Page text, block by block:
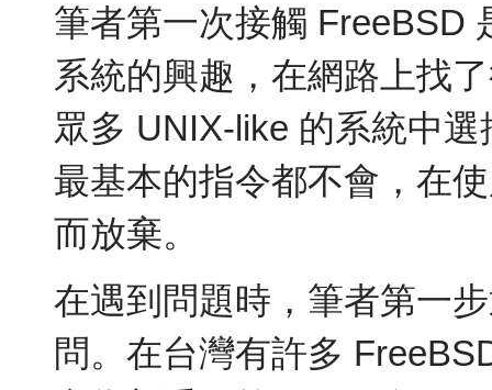
筆者第一次接觸 FreeBSD
系統的興趣，在網路上找
眾多 UNIX-like 的系統中
最基本的指令都不會，在
而放棄。
在遇到問題時，筆者第一
問。在台灣有許多